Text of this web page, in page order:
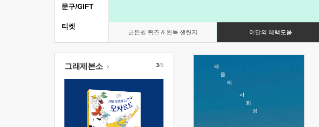
골든벨 퀴즈 & 완독 챌린지 이달의 혜택모음
문구/GIFT
티켓
그래제본소 3/5